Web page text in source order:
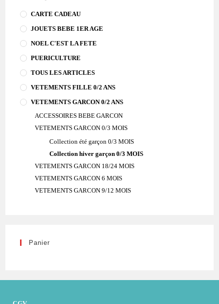
CARTE CADEAU
JOUETS BEBE 1ER AGE
NOEL C'EST LA FETE
PUERICULTURE
TOUS LES ARTICLES
VETEMENTS FILLE 0/2 ANS
VETEMENTS GARCON 0/2 ANS
ACCESSOIRES BEBE GARCON
VETEMENTS GARCON 0/3 MOIS
Collection été garçon 0/3 MOIS
Collection hiver garçon 0/3 MOIS
VETEMENTS GARCON 18/24 MOIS
VETEMENTS GARCON 6 MOIS
VETEMENTS GARCON 9/12 MOIS
Panier